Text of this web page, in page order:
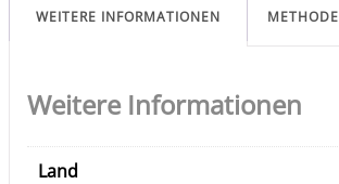
WEITERE INFORMATIONEN METHODE
Weitere Informationen
Land